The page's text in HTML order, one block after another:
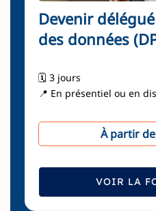
Devenir
des données
🗓️ 3 jours
📍 En présentiel ou en
À partir
VOIR LA